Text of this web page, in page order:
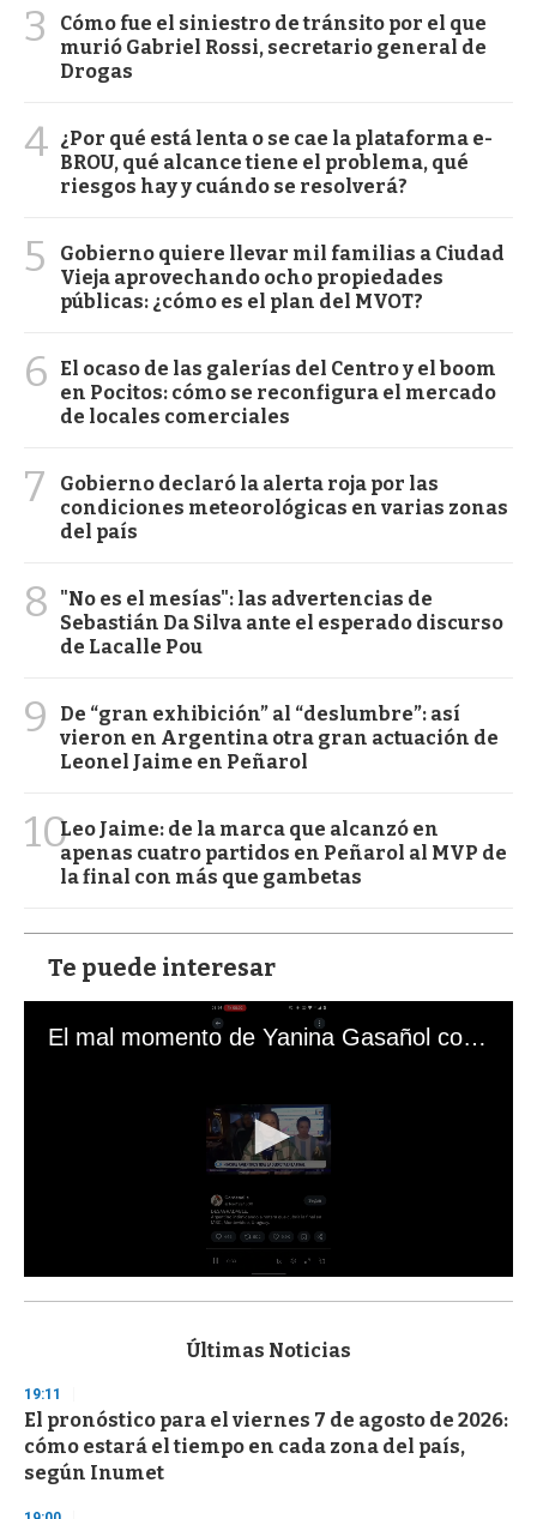
3
Cómo fue el siniestro de tránsito por el que
murió Gabriel Rossi, secretario general de
Drogas
4 ¿Por qué está lenta o se cae la plataforma e-
BROU, qué alcance tiene el problema, qué
riesgos hay y cuándo se resolverá?
5
Gobierno quiere llevar mil familias a Ciudad
Vieja aprovechando ocho propiedades
públicas: ¿cómo es el plan del MVOT?
6
El ocaso de las galerías del Centro y el boom
en Pocitos: cómo se reconfigura el mercado
de locales comerciales
7
Gobierno declaró la alerta roja por las
condiciones meteorológicas en varias zonas
del país
8
"No es el mesías": las advertencias de
Sebastián Da Silva ante el esperado discurso
de Lacalle Pou
9
De “gran exhibición” al “deslumbre”: así
vieron en Argentina otra gran actuación de
Leonel Jaime en Peñarol
10Leo Jaime: de la marca que alcanzó en
apenas cuatro partidos en Peñarol al MVP de
la final con más que gambetas
Te puede interesar
El mal momento de Yanina Gasañol con un hincha argentino en "Subrayado"
s
d
s
o
f
3
s
Últimas Noticias
19:11
El pronóstico para el viernes 7 de agosto de 2026:
cómo estará el tiempo en cada zona del país,
según Inumet